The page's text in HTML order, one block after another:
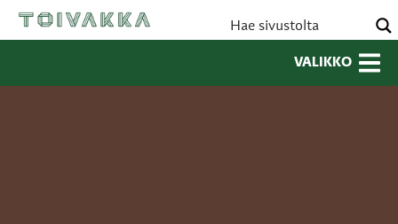
VALIKKO